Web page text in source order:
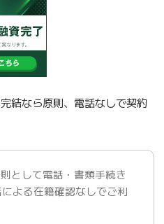
結なら原則、電話なしで契約
として電話・書類手続き
よる在籍確認なしでご利